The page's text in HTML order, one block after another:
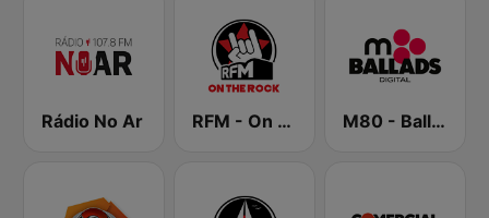
Rádio No Ar RFM - On the Rock M80 - Ballads